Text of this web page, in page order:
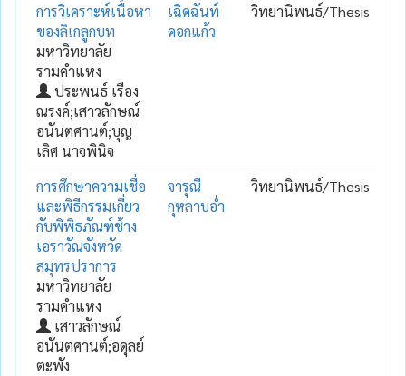
การวิเคราะห์เนื้อหา
ของลิเกลูกบท
มหาวิทยาลัย
รามคำแหง
ประพนธ์ เรือง
ณรงค์;เสาวลักษณ์
อนันตศานต์;บุญ
เลิศ นาจพินิจ
เฉิดฉันท์
ดอกแก้ว
วิทยานิพนธ์/Thesis
การศึกษาความเชื่อ
และพิธีกรรมเกี่ยว
กับพิพิธภัณฑ์ช้าง
เอราวัณจังหวัด
สมุทรปราการ
มหาวิทยาลัย
รามคำแหง
เสาวลักษณ์
อนันตศานต์;อดุลย์
ตะพัง
จารุณี
กุหลาบอ่ำ
วิทยานิพนธ์/Thesis